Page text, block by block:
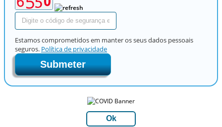
Estamos comprometidos em manter os seus dados pessoais
seguros. Política de privacidade
Submeter
Ok